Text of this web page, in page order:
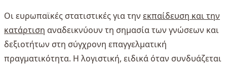
Οι ευρωπαϊκές στατιστικές για την εκπαίδευση και την
κατάρτιση αναδεικνύουν τη σημασία των γνώσεων και
δεξιοτήτων στη σύγχρονη επαγγελματική
πραγματικότητα. Η λογιστική, ειδικά όταν συνδυάζεται